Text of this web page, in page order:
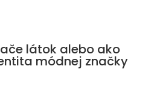
látok alebo ako
módnej značky